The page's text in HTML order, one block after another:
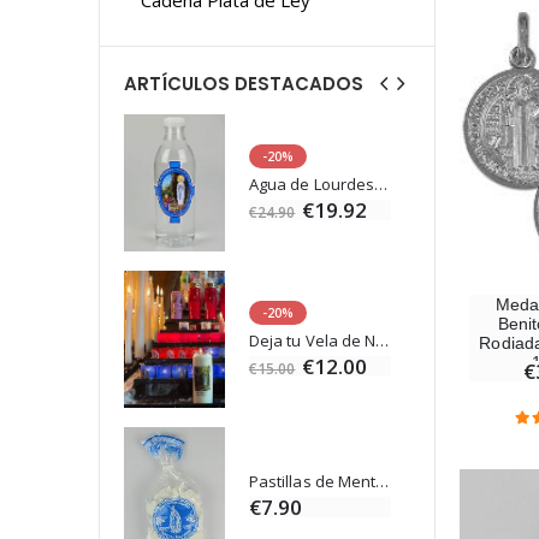
ARTÍCULOS DESTACADOS
-20%
Agua de Lourdes 1L
€24.90 €19.92
-20%
Deja tu Vela de Novena en Lourdes
€15.00 €12.00
Pastillas de Menta con Agua de Lourdes - 130 gramos
€7.90